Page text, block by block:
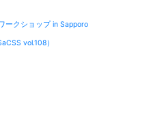
ークショップ in Sapporo
vol.108）